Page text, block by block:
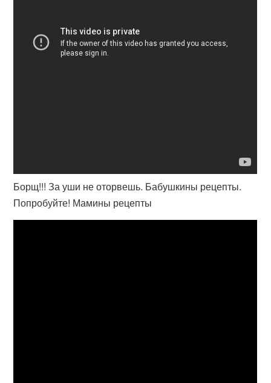
Борщ!!! За уши не оторвешь. Бабушкины рецепты.
Попробуйте! Мамины рецепты